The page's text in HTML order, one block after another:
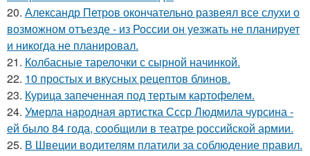
20. Александр Петров окончательно развеял все слухи о
возможном отъезде - из России он уезжать не планирует
и никогда не планировал.
21. Колбасные тарелочки с сырной начинкой.
22. 10 простых и вкусных рецептов блинов.
23. Курица запеченная под тертым картофелем.
24. Умерла народная артистка Ссср Людмила чурсина -
ей было 84 года, сообщили в театре российской армии.
25. В Швеции водителям платили за соблюдение правил.